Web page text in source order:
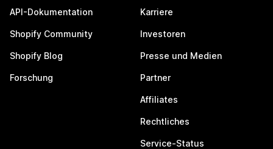
API-Dokumentation
Shopify Community
Shopify Blog
Forschung
Karriere
Investoren
Presse und Medien
Partner
Affiliates
Rechtliches
Service-Status